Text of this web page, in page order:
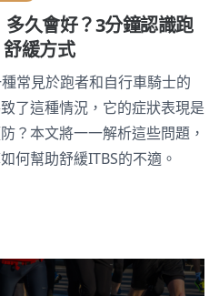
久會好？3分鐘認識跑
緩方式
常見於跑者和自行車騎士的
了這種情況，它的症狀表現是
？本文將一一解析這些問題，
何幫助舒緩ITBS的不適。